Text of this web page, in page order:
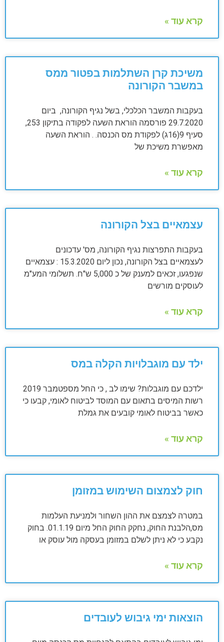
קרא עוד »
משיכת קרן השתלמות בפטור ממס
במשבר הקורונה
בעקבות המשבר הכלכלי, בשל נגיף הקורונה, ביום
29.7.2020 פורסמה הוראת השעה לפקודה בתיקון 253,
סעיף 9(16ג) לפקודת מס הכנסה. . הוראת השעה
מאפשרת משיכת של
קרא עוד »
עצמאיים בצל הקורונה
בעקבות התפרצות נגיף הקורונה, מס' עדכונים
לעצמאיים בצל הקורונה, נכון ליום 15.3.2020 : עצמאיים
שנפגעו, זכאים למענק של כ 5,000 ש"ח. תשלומי המע"מ
לעוסקים מורשים
קרא עוד »
ילד עם מוגבלויות הקלה במס
ילדכם עם מוגבלות? שימו לב , כי החל מספטמבר 2019
רשות המיסים בתאום עם המוסד לביטוח לאומי, קבעו כי
כאשר בביטוח לאומי קובעים את גמלת
קרא עוד »
חוק לצמצום השימוש במזומן
במטרה לצמצם את ההון השחור ולמניעת העלמות
מס,הלבנת החוק, נחקק החוק החל מיום 01.1.19. בחוק
נקבע כי לא ניתן לשלם במזומן בעסקה מול עוסק או
קרא עוד »
הוצאות ימי גיבוש לעובדים